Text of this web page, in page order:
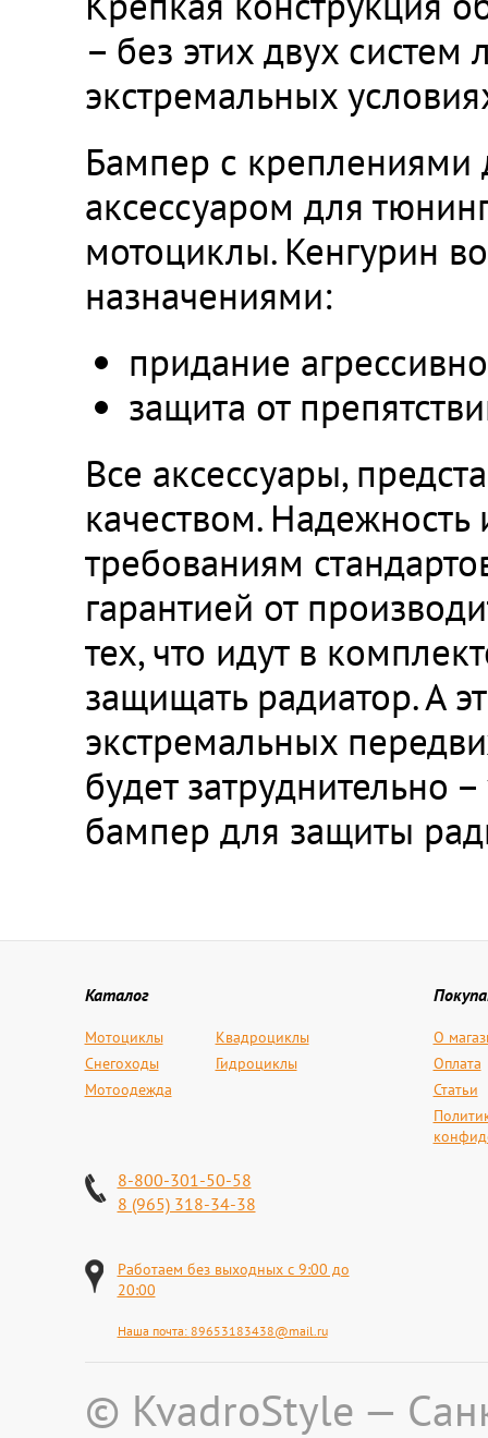
– без этих двух
экстремальных
Бампер с креплениями
аксессуаром для
мотоциклы. Кенгурин
назначениями:
придание
защита от
Все аксессуары,
качеством.
требованиям
гарантией от
тех, что идут в
защищать радиатор. А
экстремальных
будет затруднительно
бампер для защиты
Каталог
Мотоциклы
Квадроциклы
Снегоходы
Гидроциклы
Мотоодежда
О
Оплата
Статьи
8-800-301-50-58
8 (965) 318-34-38
Работаем без выходных с 9:00 до
20:00
Наша почта: 89653183438@mail.ru
© KvadroStyle —